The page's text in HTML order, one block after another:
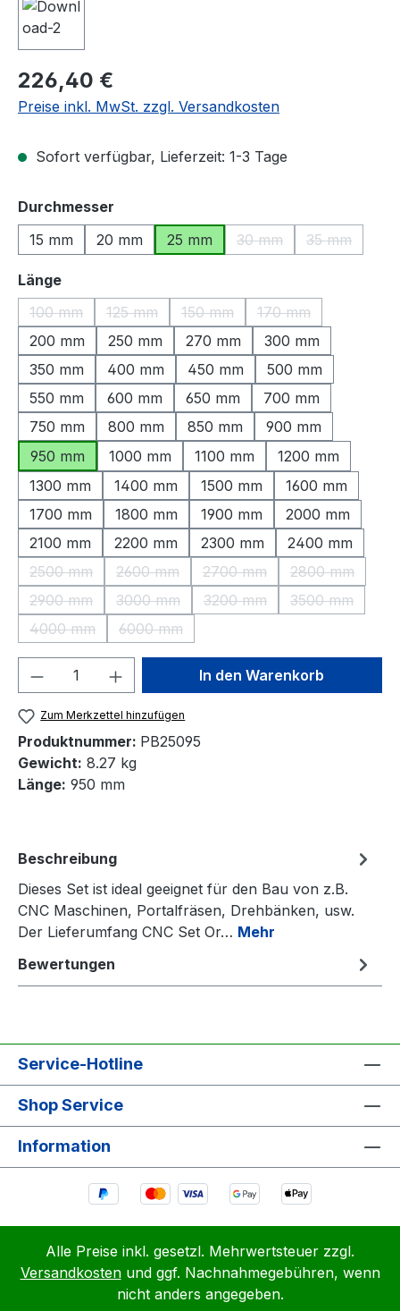
Regulärer Preis:
226,40 €
Preise inkl. MwSt. zzgl. Versandkosten
Sofort verfügbar, Lieferzeit: 1-3 Tage
Durchmesser
15 mm
20 mm 25 mm 30 mm
(Diese Option ist
35 mm
(Diese
Längeauswählen
100 mm
(Diese Option ist zurzeit nicht verfügbar.)
125 mm
(Diese Option ist zurzeit nicht verfügbar.)
150 mm
(Diese Option ist zurzeit nicht
170 mm
(Diese Option ist
200 mm 250 mm 270 mm
300 mm
350 mm
400 mm 450 mm
500 mm
550 mm
600 mm 650 mm
700 mm
750 mm
800 mm 850 mm
900 mm
950 mm
1000 mm 1100 mm
1200 mm
1300 mm
1400 mm 1500 mm
1600 mm
1700 mm
1800 mm 1900 mm
2000 mm
2100 mm
2200 mm 2300 mm
2400 mm
2500 mm
(Diese Option ist zurzeit nicht verfügbar.)
2600 mm
(Diese Option ist zurzeit nicht verfügbar.)
2700 mm
(Diese Option ist zurzeit
2800 mm
(Diese
2900 mm
(Diese Option ist zurzeit nicht verfügbar.)
3000 mm
(Diese Option ist zurzeit nicht verfügbar.)
3200 mm
(Diese Option ist zurzeit
3500 mm
(Diese
4000 mm
(Diese Option ist zurzeit nicht verfügbar.)
6000 mm
(Diese Option ist zurzeit nicht verfügbar.)
Produkt Anzahl: Gib denIn den Warenkorb
Zum Merkzettel hinzufügen
Produktnummer: PB25095
Gewicht: 8.27 kg
Länge: 950 mm
Beschreibung
Dieses Set ist ideal geeignet für den Bau von z.B.
CNC Maschinen, Portalfräsen, Drehbänken, usw.
Der Lieferumfang CNC Set Or… Mehr
Bewertungen
Service-Hotline
Shop Service
Information
Alle Preise inkl. gesetzl. Mehrwertsteuer zzgl.
Versandkostenund ggf. Nachnahmegebühren, wenn
nicht anders angegeben.